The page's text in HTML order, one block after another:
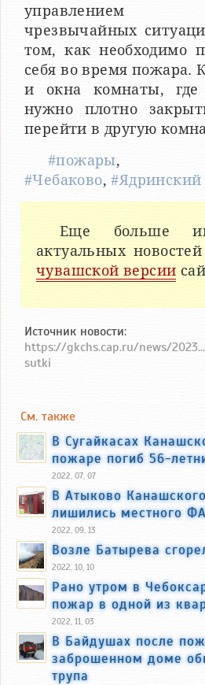
управлением
чрезвычайных
том, как необходимо
себя во время пожара.
и окна комнаты, где
нужно плотно
перейти в другую
#пожары
#Чебаково,#Ядринский
Еще больше
актуальных
чувашской версии
Источник новости:
https://gkchs.cap.ru/news/
sutki
См. также
В Сугайкасах
пожаре погиб 56-
2022, 07, 07
В Атыково
лишились местного
2022, 09, 13
Возле Батырева
2022, 10, 10
Рано утром в
пожар в одной из
2022, 11, 03
В Байдушах после
заброшенном доме
трупа